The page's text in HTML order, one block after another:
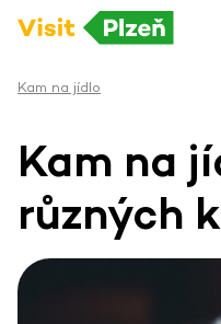
Kam na jídlo
Kam na
různých